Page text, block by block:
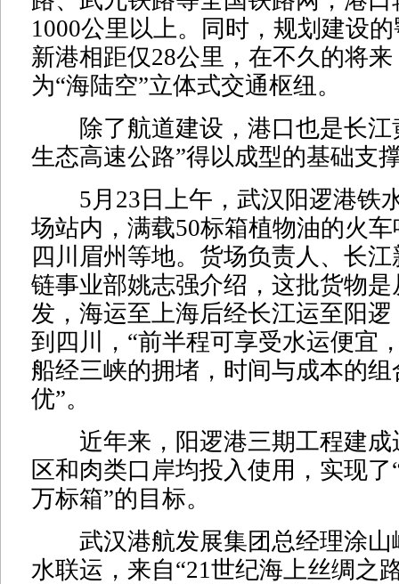
1000公里以上。同时，规划建设
新港相距仅28公里，在不久的将
为“海陆空”立体式交通枢纽。
除了航道建设，港口也是长江
生态高速公路”得以成型的基础支
5月23日上午，武汉阳逻港铁
场站内，满载50标箱植物油的火
四川眉州等地。货场负责人、长
链事业部姚志强介绍，这批货物
发，海运至上海后经长江运至阳
到四川，“前半程可享受水运便宜
船经三峡的拥堵，时间与成本的
优”。
近年来，阳逻港三期工程建成
区和肉类口岸均投入使用，实现
万标箱”的目标。
武汉港航发展集团总经理涂山
水联运，来自“21世纪海上丝绸之